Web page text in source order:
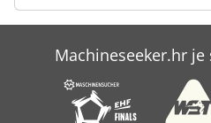
Machineseeker.hr